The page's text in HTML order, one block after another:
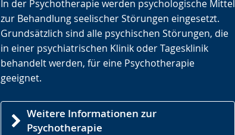
angezeigt.
In der Psychotherapie werden psychologische Mittel
zur Behandlung seelischer Störungen eingesetzt.
Grundsätzlich sind alle psychischen Störungen, die
in einer psychiatrischen Klinik oder Tagesklinik
behandelt werden, für eine Psychotherapie
geeignet.
Weitere Informationen zur
Psychotherapie